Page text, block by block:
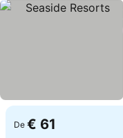
De € 61